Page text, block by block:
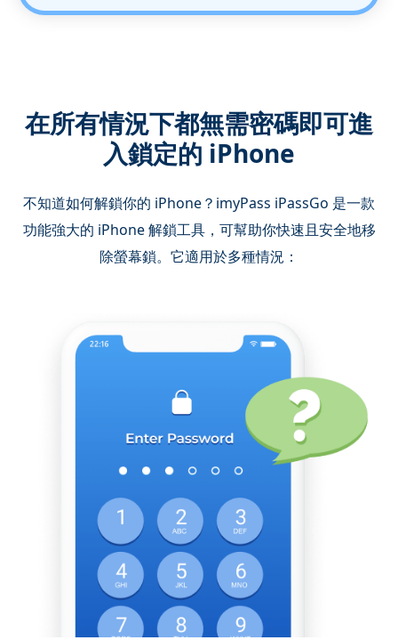
在所有情況下都無需密碼即可進
入鎖定的 iPhone
不知道如何解鎖你的 iPhone？imyPass iPassGo 是一款
功能強大的 iPhone 解鎖工具，可幫助你快速且安全地移
除螢幕鎖。它適用於多種情況：